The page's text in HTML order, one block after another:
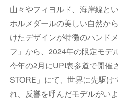
山々やフィヨルド、海岸線と
ホルメダールの美しい自然か
けたデザインが特徴のハンド
フ」から、2024年の限定モデ
今年の2月にUPI表参道で開催
STORE」にて、世界に先駆け
れ、反響を呼んだモデルがい